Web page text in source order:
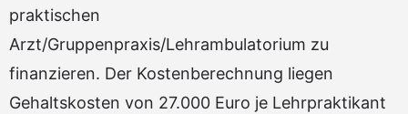
praktischen
Arzt/Gruppenpraxis/Lehrambulatorium zu
finanzieren. Der Kostenberechnung liegen
Gehaltskosten von 27.000 Euro je Lehrpraktikant